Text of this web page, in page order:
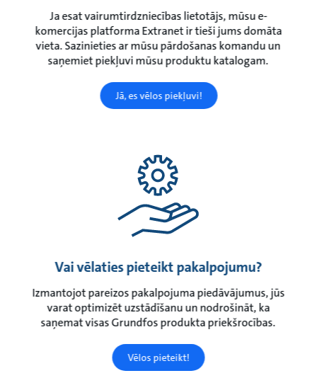
Ja esat vairumtirdzniecības lietotājs, mūsu e-
komercijas platforma Extranet ir tieši jums domāta
vieta. Sazinieties ar mūsu pārdošanas komandu un
saņemiet piekļuvi mūsu produktu katalogam.
Jā, es vēlos piekļuvi!
Vai vēlaties pieteikt pakalpojumu?
Izmantojot pareizos pakalpojuma piedāvājumus, jūs
varat optimizēt uzstādīšanu un nodrošināt, ka
saņemat visas Grundfos produkta priekšrocības.
Vēlos pieteikt!